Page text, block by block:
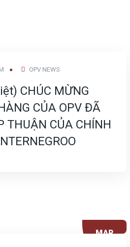
OPV NEWS
CHÚC MỪNG
CỦA OPV ĐÃ
THUẬN CỦA CHÍNH
MAR